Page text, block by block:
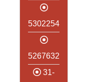
5302254
5267632
31-